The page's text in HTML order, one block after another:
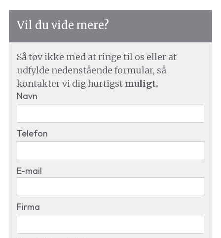
Vil du vide mere?
Så tøv ikke med at ringe til os eller at
udfylde nedenstående formular, så
kontakter vi dig hurtigst muligt.
Navn
Telefon
E-mail
Firma